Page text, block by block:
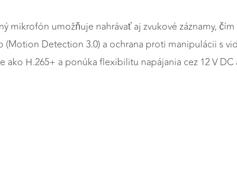
mikrofón umožňuje nahrávať aj zvukové záznamy,
Detection 3.0) a ochrana proti manipulácii s
H.265+ a ponúka flexibilitu napájania cez 12 V DC